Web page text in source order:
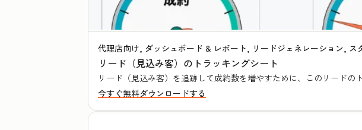
代理店向け, ダッシュボード & レポート, リードジェネレーション, ス
リード（見込み客）のトラッキングシート
リード（見込み客）を追跡して成約数を増やすために、このリード
今すぐ無料ダウンロードする